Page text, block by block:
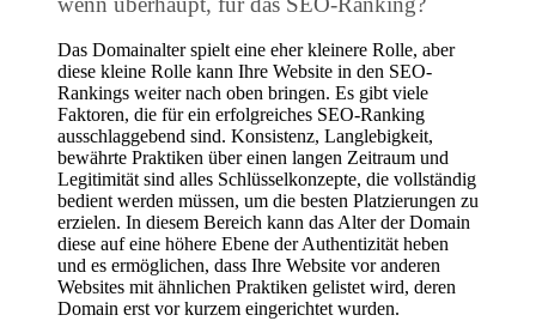
Das Domainalter spielt eine eher kleinere Rolle, aber
diese kleine Rolle kann Ihre Website in den SEO-
Rankings weiter nach oben bringen. Es gibt viele
Faktoren, die für ein erfolgreiches SEO-Ranking
ausschlaggebend sind. Konsistenz, Langlebigkeit,
bewährte Praktiken über einen langen Zeitraum und
Legitimität sind alles Schlüsselkonzepte, die vollständig
bedient werden müssen, um die besten Platzierungen zu
erzielen. In diesem Bereich kann das Alter der Domain
diese auf eine höhere Ebene der Authentizität heben
und es ermöglichen, dass Ihre Website vor anderen
Websites mit ähnlichen Praktiken gelistet wird, deren
Domain erst vor kurzem eingerichtet wurden.